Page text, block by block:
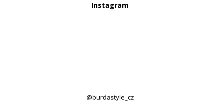
Instagram
@burdastyle_cz